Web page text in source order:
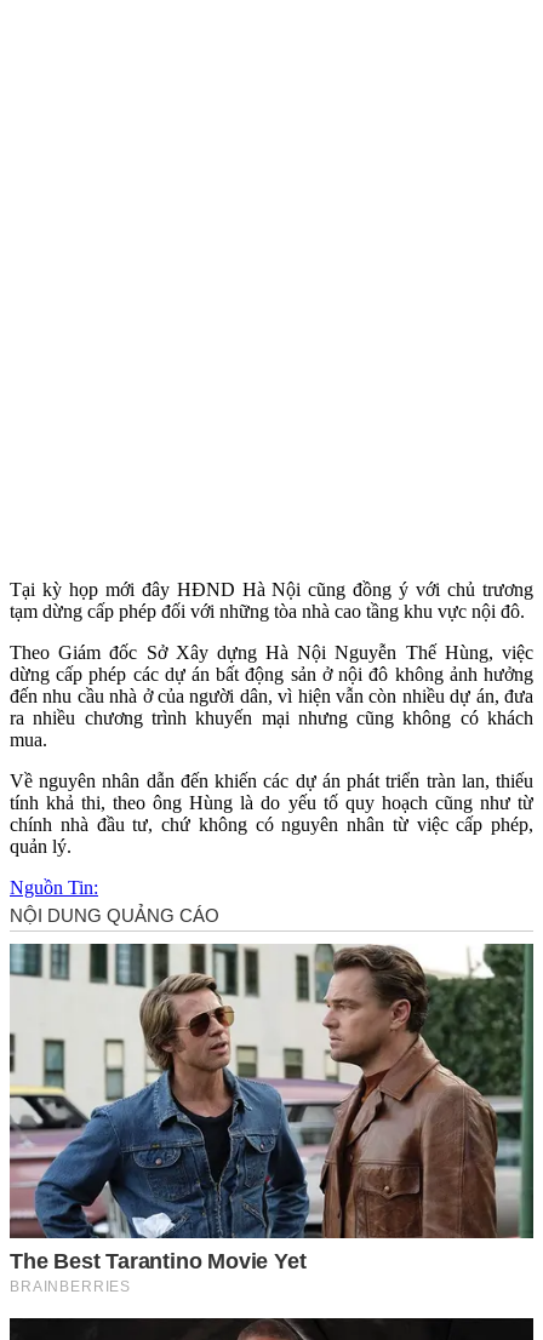
Tại kỳ họp mới đây HĐND Hà Nội cũng đồng ý với chủ trương
tạm dừng cấp phép đối với những tòa nhà cao tầng khu vực nội đô.
Theo Giám đốc Sở Xây dựng Hà Nội Nguyễn Thế Hùng, việc
dừng cấp phép các dự án bất động sản ở nội đô không ảnh hưởng
đến nhu cầu nhà ở của người dân, vì hiện vẫn còn nhiều dự án, đưa
ra nhiều chương trình khuyến mại nhưng cũng không có khách
mua.
Về nguyên nhân dẫn đến khiến các dự án phát triển tràn lan, thiếu
tính khả thi, theo ông Hùng là do yếu tố quy hoạch cũng như từ
chính nhà đầu tư, chứ không có nguyên nhân từ việc cấp phép,
quản lý.
Nguồn Tin: